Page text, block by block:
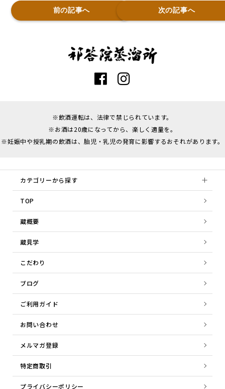
前の記事へ 次の記事へ
※飲酒運転は、法律で禁じられています。
※お酒は20歳になってから、楽しく適量を。
※妊娠中や授乳期の飲酒は、胎児・乳児の発育に影響するおそれがあります。
カテゴリーから探す
TOP
蔵概要
蔵見学
こだわり
ブログ
ご利用ガイド
お問い合わせ
メルマガ登録
特定商取引
プライバシーポリシー